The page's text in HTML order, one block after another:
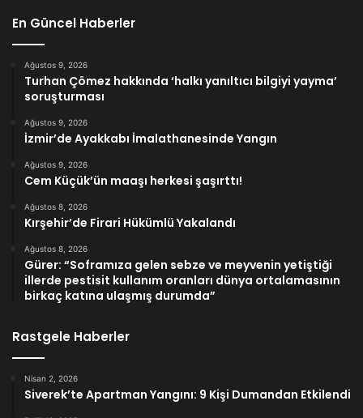
En Güncel Haberler
Ağustos 9, 2026
Turhan Çömez hakkında ‘halkı yanıltıcı bilgiyi yayma’
soruşturması
Ağustos 9, 2026
İzmir’de Ayakkabı İmalathanesinde Yangın
Ağustos 9, 2026
Cem Küçük’ün maaşı herkesi şaşırttı!
Ağustos 8, 2026
Kırşehir’de Firari Hükümlü Yakalandı
Ağustos 8, 2026
Gürer: “Soframıza gelen sebze ve meyvenin yetiştiği
illerde pestisit kullanım oranları dünya ortalamasının
birkaç katına ulaşmış durumda”
Rastgele Haberler
Nisan 2, 2026
Siverek’te Apartman Yangını: 9 Kişi Dumandan Etkilendi